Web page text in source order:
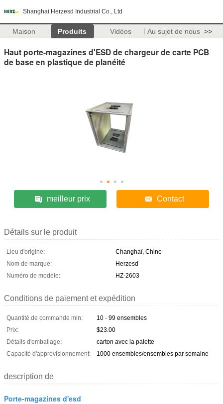
Shanghai Herzesd Industrial Co., Ltd
Maison Produits Vidéos Au sujet de nous >>
Haut porte-magazines d'ESD de chargeur de carte PCB
de base en plastique de planéité
meilleur prix Contact
Détails sur le produit
Lieu d'origine:
Changhaï, Chine
Nom de marque:
Herzesd
Numéro de modèle:
HZ-2603
Conditions de paiement et expédition
Quantité de commande min:
10 - 99 ensembles
Prix:
$23.00
Détails d'emballage:
carton avec la palette
Capacité d'approvisionnement:
1000 ensembles/ensembles par semaine
description de
Porte-magazines d'esd